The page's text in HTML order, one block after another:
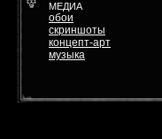
МЕДИА
обои
скриншоты
концепт-арт
музыка